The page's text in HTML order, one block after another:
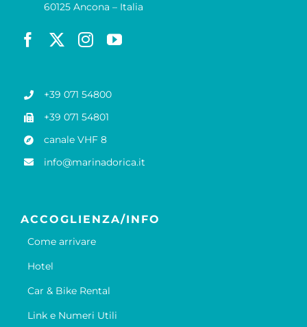
60125 Ancona – Italia
+39 071 54800
+39 071 54801
canale VHF 8
info@marinadorica.it
ACCOGLIENZA/INFO
Come arrivare
Hotel
Car & Bike Rental
Link e Numeri Utili